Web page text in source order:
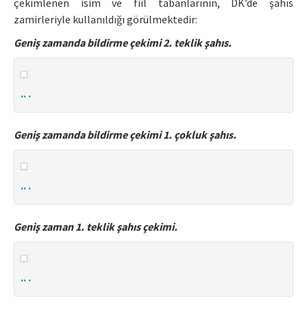
çekimlenen isim ve fiil tabanlarının, DK’de şahıs
zamirleriyle kullanıldığı görülmektedir:
Geniş zamanda bildirme çekimi 2. teklik şahıs.
.. .
Geniş zamanda bildirme çekimi 1. çokluk şahıs.
.. .
Geniş zaman 1. teklik şahıs çekimi.
.. .